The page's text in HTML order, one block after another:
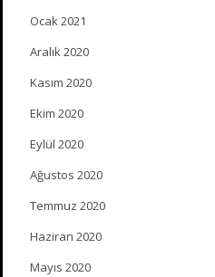
Ocak 2021
Aralık 2020
Kasım 2020
Ekim 2020
Eylül 2020
Ağustos 2020
Temmuz 2020
Haziran 2020
Mayıs 2020